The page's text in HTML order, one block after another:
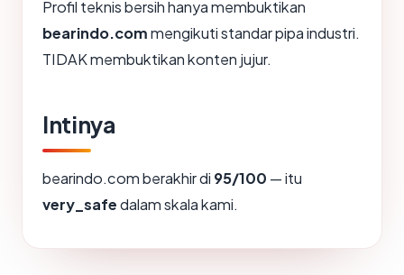
Profil teknis bersih hanya membuktikan
bearindo.commengikuti standar pipa industri.
TIDAK membuktikan konten jujur.
Intinya
bearindo.com berakhir di 95/100 — itu
very_safedalam skala kami.